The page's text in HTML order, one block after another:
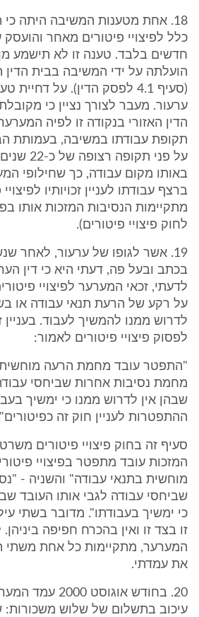
18. אחת מטענות המשיבה היתה כי
חדשים בלבד. טענה זו לא תישמע
הועלתה על ידי המשיבה בבית הדין
(סעיף 4.1 לפסק הדין). על
ערעור. מעבר לצורך נציין כי
הדין האזורי בנקודה זו לפיה
תקופת עבודתו במשיבה, בעמותת
על פני
באותו מקום עבודה, כך שחילופי
ברצף עבודתו לעניין זכויותיו
לחוק פיצויי פיטורים).
19. אשר לגופו של ערעור, לאחר
בכתב ובעל פה, דעתי היא כי דין
לדעתי, זכאי המערער לפיצויי
על רקע של הרעת תנאי עבודה או
לפסוק פיצויי פיטורים לאמור:
"התפטר עובד מחמת הרעה מוחשית
מחמת נסיבות אחרות שביחסי
שבהן אין לדרוש ממנו כי ימשיך
ההתפטרות לעניין חוק זה
סעיף זה בחוק פיצויי פיטורים
המזכות עובד מתפטר בפיצויי
מוחשית בתנאי עבודה" והשניה -
שביחסי עבודה לגבי אותו העובד
כי ימשיך בעבודתו". מדובר בשתי
זו בצד זו ואין בהכרח חפיפה
המערער, מתקיימות כל אחת משתי
את עמדתי.
20. בחודש
עיכוב בתשלום של שלוש משכורות: